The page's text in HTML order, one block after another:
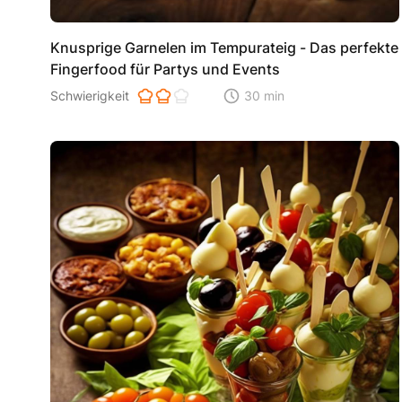
Knusprige Garnelen im Tempurateig - Das perfekte
Fingerfood für Partys und Events
Schwierigkeit der Zubereitung. 1 ist einfach 2 ist mittel 3
Schwierigkeit Zeitaufwand der der
30 min